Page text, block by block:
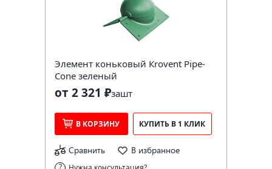
Элемент коньковый Кrovent Pipe-
Cone зеленый
от 2 321 ₽зашт
В КОРЗИНУ КУПИТЬ В 1 КЛИК
Сравнить В избранное